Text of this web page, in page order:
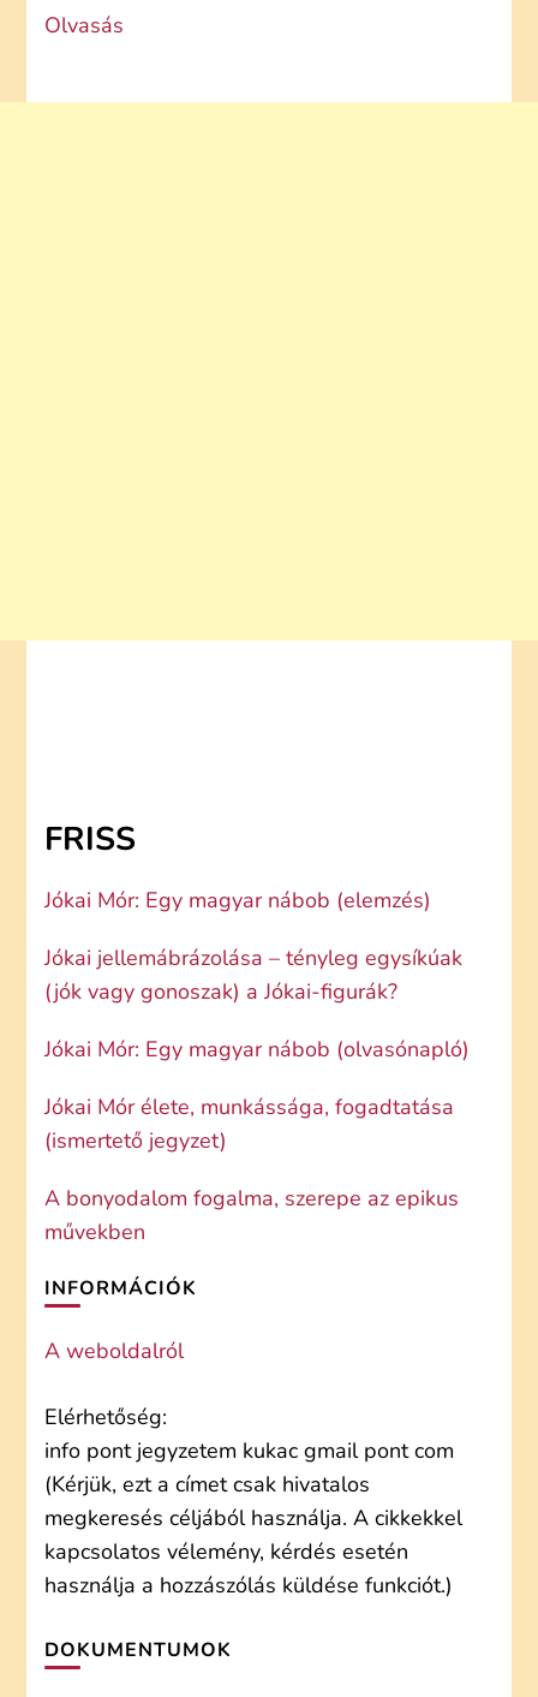
Olvasás
FRISS
Jókai Mór: Egy magyar nábob (elemzés)
Jókai jellemábrázolása – tényleg egysíkúak
(jók vagy gonoszak) a Jókai-figurák?
Jókai Mór: Egy magyar nábob (olvasónapló)
Jókai Mór élete, munkássága, fogadtatása
(ismertető jegyzet)
A bonyodalom fogalma, szerepe az epikus
művekben
INFORMÁCIÓK
A weboldalról
Elérhetőség:
info pont jegyzetem kukac gmail pont com
(Kérjük, ezt a címet csak hivatalos
megkeresés céljából használja. A cikkekkel
kapcsolatos vélemény, kérdés esetén
használja a hozzászólás küldése funkciót.)
DOKUMENTUMOK